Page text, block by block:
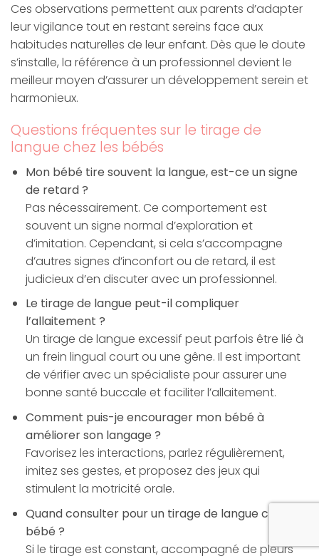
Ces observations permettent aux parents d’adapter
leur vigilance tout en restant sereins face aux
habitudes naturelles de leur enfant. Dès que le doute
s’installe, la référence à un professionnel devient le
meilleur moyen d’assurer un développement serein et
harmonieux.
Questions fréquentes sur le tirage de
langue chez les bébés
Mon bébé tire souvent la langue, est-ce un signe
de retard ?
Pas nécessairement. Ce comportement est
souvent un signe normal d’exploration et
d’imitation. Cependant, si cela s’accompagne
d’autres signes d’inconfort ou de retard, il est
judicieux d’en discuter avec un professionnel.
Le tirage de langue peut-il compliquer
l’allaitement ?
Un tirage de langue excessif peut parfois être lié à
un frein lingual court ou une gêne. Il est important
de vérifier avec un spécialiste pour assurer une
bonne santé buccale et faciliter l’allaitement.
Comment puis-je encourager mon bébé à
améliorer son langage ?
Favorisez les interactions, parlez régulièrement,
imitez ses gestes, et proposez des jeux qui
stimulent la motricité orale.
Quand consulter pour un tirage de langue chez
bébé ?
Si le tirage est constant, accompagné de pleurs